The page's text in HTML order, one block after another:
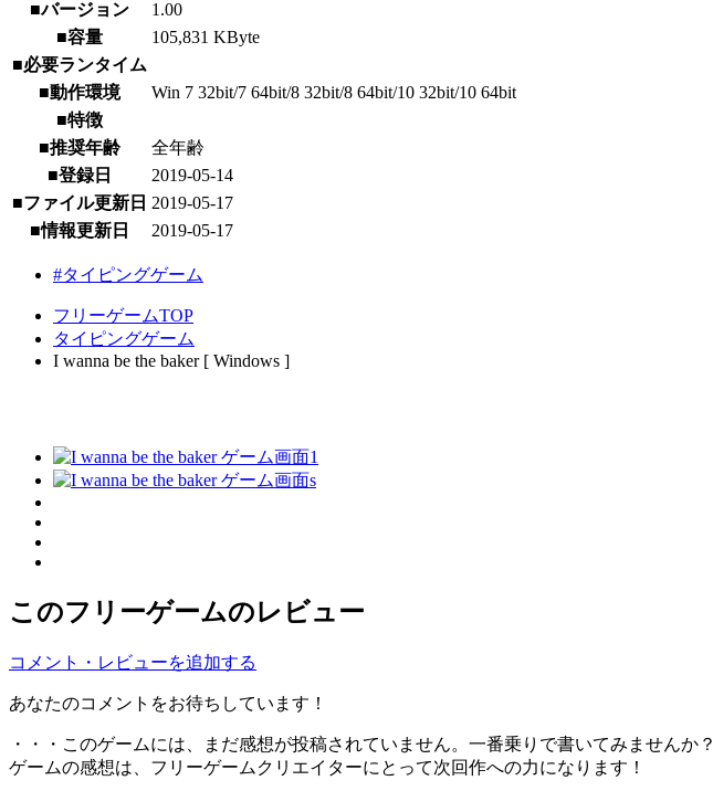
■バージョン
1.00
■容量
105,831 KByte
■必要ランタイム
■動作環境
Win 7 32bit/7 64bit/8 32bit/8 64bit/10 32bit/10 64bit
■特徴
■推奨年齢
全年齢
■登録日
2019-05-14
■ファイル更新日 2019-05-17
■情報更新日
2019-05-17
#タイピングゲーム
フリーゲームTOP
タイピングゲーム
I wanna be the baker [ Windows ]
このフリーゲームのレビュー
コメント・レビューを追加する
あなたのコメントをお待ちしています！
・・・このゲームには、まだ感想が投稿されていません。一番乗りで書いてみませんか？
ゲームの感想は、フリーゲームクリエイターにとって次回作への力になります！